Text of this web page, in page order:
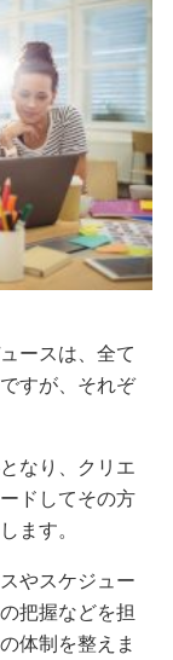
ースは、全て
すが、それぞ
なり、クリエ
ドしてその方
ます。
やスケジュー
把握などを担
体制を整えま